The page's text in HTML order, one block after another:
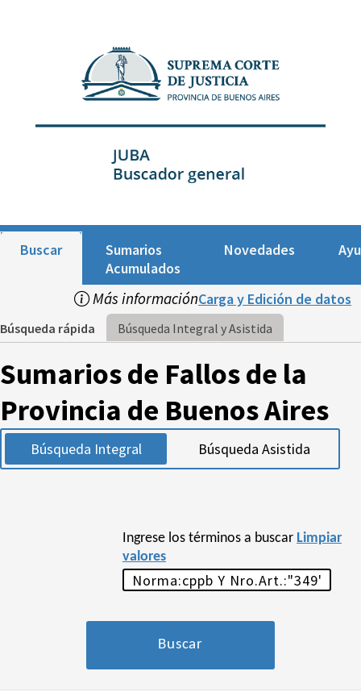
Buscar
Sumarios
Acumulados
Novedades
Más informaciónCarga y Edición de datos
Búsqueda rápida Búsqueda Integral y Asistida
Sumarios de Fallos de la
Provincia de Buenos Aires
Búsqueda Integral Búsqueda Asistida
Ingrese los términos a buscar Limpiar
valores